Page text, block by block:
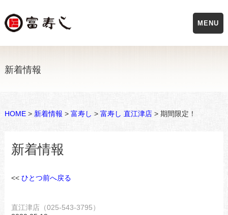
新着情報
HOME> 新着情報 > 富寿し > 富寿し 直江津店> 期間限定！
新着情報
<< ひとつ前へ戻る
直江津店（025-543-3795）
MENU